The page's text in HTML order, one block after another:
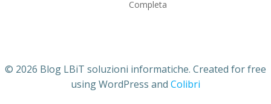
Completa
© 2026 Blog LBiT soluzioni informatiche. Created for free
using WordPress and Colibri